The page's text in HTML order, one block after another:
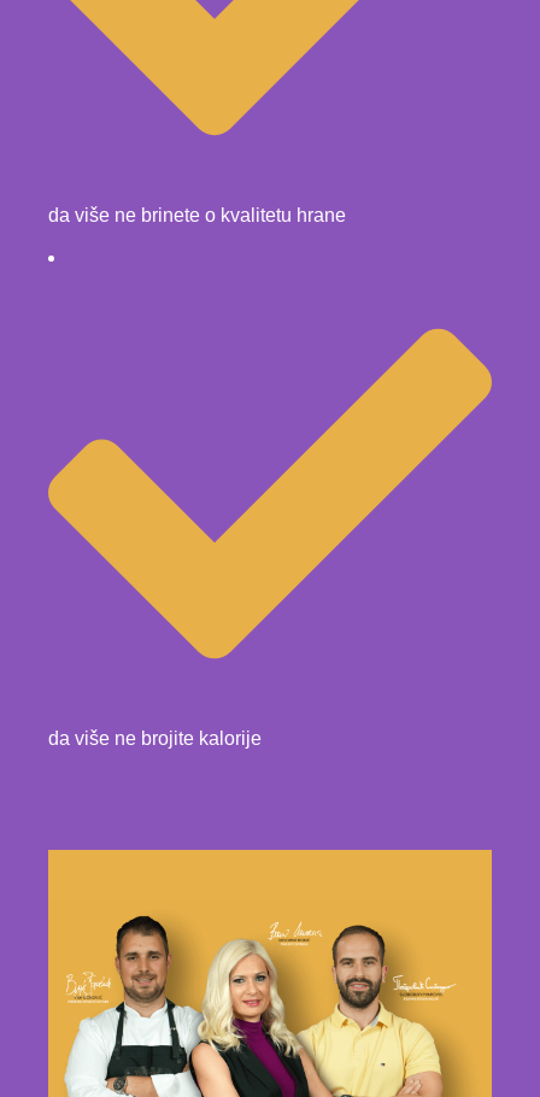
da više ne brinete o kvalitetu hrane
da više ne brojite kalorije